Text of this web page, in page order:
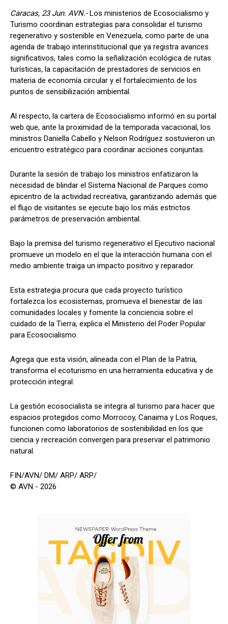
Caracas, 23 Jun. AVN.-Los ministerios de Ecosocialismo y
Turismo coordinan estrategias para consolidar el turismo
regenerativo y sostenible en Venezuela, como parte de una
agenda de trabajo interinstitucional que ya registra avances
significativos, tales como la señalización ecológica de rutas
turísticas, la capacitación de prestadores de servicios en
materia de economía circular y el fortalecimiento de los
puntos de sensibilización ambiental.
Al respecto, la cartera de Ecosocialismo informó en su portal
web que, ante la proximidad de la temporada vacacional, los
ministros Daniella Cabello y Nelson Rodríguez sostuvieron un
encuentro estratégico para coordinar acciones conjuntas.
Durante la sesión de trabajo los ministros enfatizaron la
necesidad de blindar el Sistema Nacional de Parques como
epicentro de la actividad recreativa, garantizando además que
el flujo de visitantes se ejecute bajo los más estrictos
parámetros de preservación ambiental.
Bajo la premisa del turismo regenerativo el Ejecutivo nacional
promueve un modelo en el que la interacción humana con el
medio ambiente traiga un impacto positivo y reparador.
Esta estrategia procura que cada proyecto turístico
fortalezca los ecosistemas, promueva el bienestar de las
comunidades locales y fomente la conciencia sobre el
cuidado de la Tierra, explica el Ministerio del Poder Popular
para Ecosocialismo.
Agrega que esta visión, alineada con el Plan de la Patria,
transforma el ecoturismo en una herramienta educativa y de
protección integral.
La gestión ecosocialista se integra al turismo para hacer que
espacios protegidos como Morrocoy, Canaima y Los Roques,
funcionen como laboratorios de sostenibilidad en los que
ciencia y recreación convergen para preservar el patrimonio
natural.
FIN/AVN/ DM/ ARP/ ARP/
© AVN - 2026